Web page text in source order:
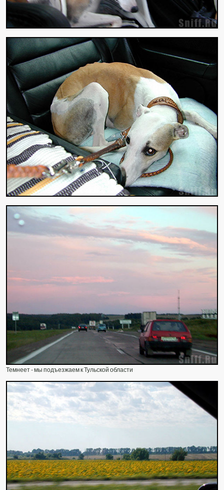
Темнеет - мы подъезжаем к Тульской области